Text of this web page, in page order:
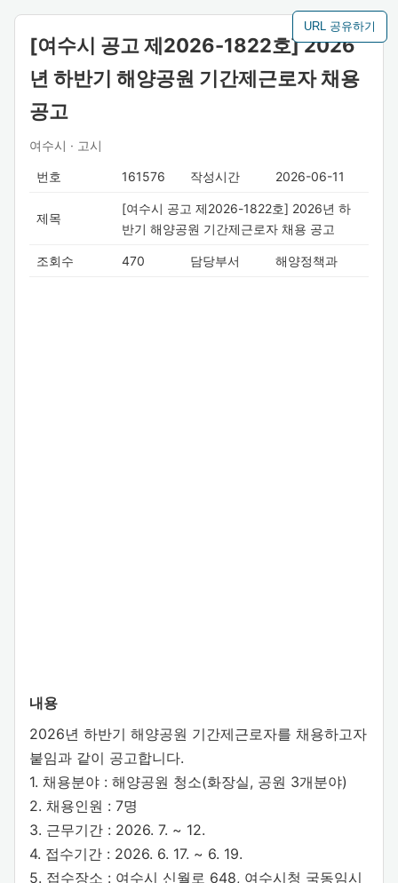
URL 공유하기
[여수시 공고 제2026-1822호] 2026
년 하반기 해양공원 기간제근로자 채용
공고
여수시 · 고시
번호 161576 작성시간 2026-06-11
제목
[여수시 공고 제2026-1822호] 2026년 하
반기 해양공원 기간제근로자 채용 공고
조회수 470 담당부서 해양정책과
내용
2026년 하반기 해양공원 기간제근로자를 채용하고자
붙임과 같이 공고합니다.
1. 채용분야 : 해양공원 청소(화장실, 공원 3개분야)
2. 채용인원 : 7명
3. 근무기간 : 2026. 7. ~ 12.
4. 접수기간 : 2026. 6. 17. ~ 6. 19.
5. 접수장소 : 여수시 신월로 648, 여수시청 국동임시